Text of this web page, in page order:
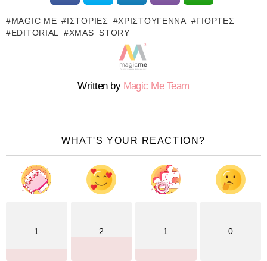
MAGIC ME ΙΣΤΟΡΊΕΣ ΧΡΙΣΤΟΎΓΕΝΝΑ
ΓΙΟΡΤΈΣ
EDITORIAL
XMAS_STORY
Written by Magic Me Team
WHAT'S YOUR REACTION?
1 2 1 0